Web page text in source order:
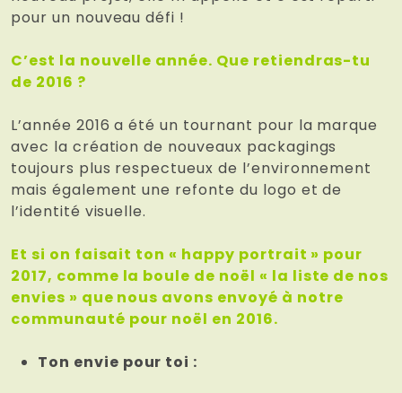
pour un nouveau défi !
C’est la nouvelle année. Que retiendras-tu
de 2016 ?
L’année 2016 a été un tournant pour la marque
avec la création de nouveaux packagings
toujours plus respectueux de l’environnement
mais également une refonte du logo et de
l’identité visuelle.
Et si on faisait ton « happy portrait » pour
2017, comme la boule de noël « la liste de nos
envies » que nous avons envoyé à notre
communauté pour noël en 2016.
Ton envie pour toi :